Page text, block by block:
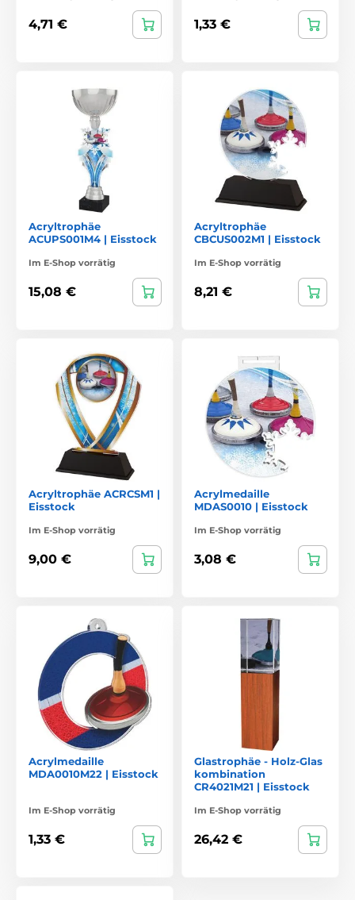
4,71 € 1,33 €
Acryltrophäe
ACUPS001M4 | Eisstock
Im E-Shop vorrätig
15,08 €
Acryltrophäe
CBCUS002M1 | Eisstock
Im E-Shop vorrätig
8,21 €
Acryltrophäe ACRCSM1 |
Eisstock
Im E-Shop vorrätig
9,00 €
Acrylmedaille
MDAS0010 | Eisstock
Im E-Shop vorrätig
3,08 €
Acrylmedaille
MDA0010M22 | Eisstock
Im E-Shop vorrätig
1,33 €
Glastrophäe - Holz-Glas
kombination
CR4021M21 | Eisstock
Im E-Shop vorrätig
26,42 €